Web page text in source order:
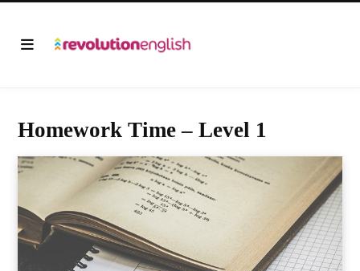
Homework Time – Level 1